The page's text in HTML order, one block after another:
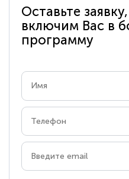
Оставьте
включим Вас в
программу